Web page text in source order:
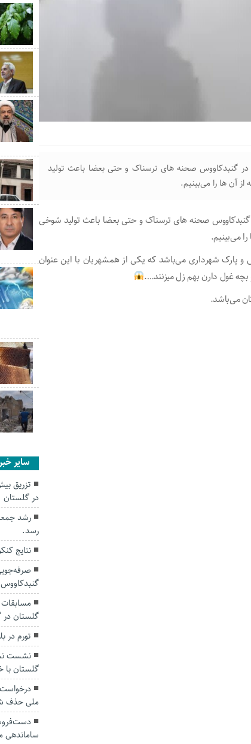
به گزارش پایگاه اخبار گنبد، طوفان روز جمعه 26 آبان 1402 در گنبدکاووس صحنه های ترسناک و حتی بعضا باعث تولید
آن‌ ‌ها را می‌بینیم.
پایگاه اخبار گنبد، طوفان روز جمعه 26 آبان 1402 در گنبدکاووس صحنه های ترسناک و حتی بعضا باعث تولید شوخی
می‌بینیم.
و پارک شهرداری می‌باشد که یکی از همشهریان با این عنوان
غول دارن بهم زل میزنند….
می‌باشد.
سایر
در گلستان
رسد.
نتایج کنکور
گلستان در
تورم در
نشست
گلستان با
ملی حذف
ساماندهی